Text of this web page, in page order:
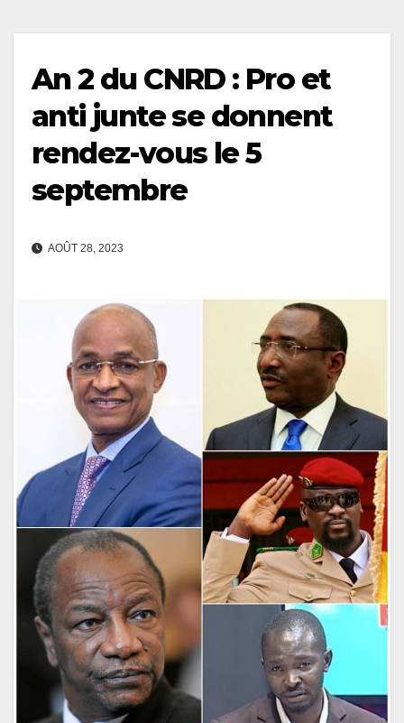
An 2 du CNRD : Pro et
anti junte se donnent
rendez-vous le 5
septembre
AOÛT 28, 2023